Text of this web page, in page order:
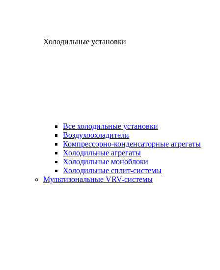
Холодильные установки
Все холодильные установки
Воздухоохладители
Компрессорно-конденсаторные агрегаты
Холодильные агрегаты
Холодильные моноблоки
Холодильные сплит-системы
Мультизональные VRV-системы